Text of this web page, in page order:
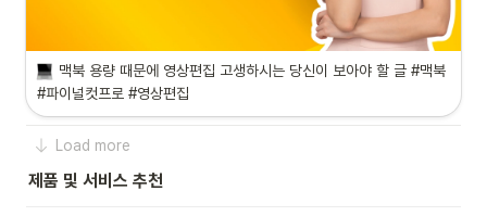
맥북 용량 때문에 영상편집 고생하시는 당신이 보아야 할 글 #맥북
#파이널컷프로 #영상편집
Load more
제품 및 서비스 추천